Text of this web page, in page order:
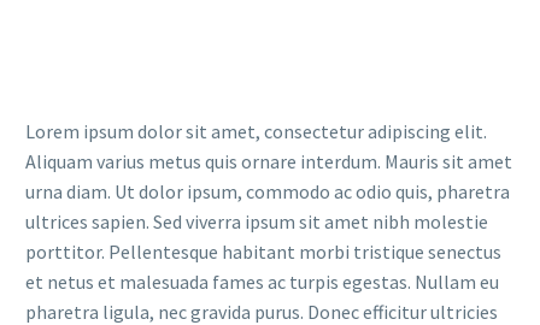
Lorem ipsum dolor sit amet, consectetur adipiscing elit.
Aliquam varius metus quis ornare interdum. Mauris sit amet
urna diam. Ut dolor ipsum, commodo ac odio quis, pharetra
ultrices sapien. Sed viverra ipsum sit amet nibh molestie
porttitor. Pellentesque habitant morbi tristique senectus
et netus et malesuada fames ac turpis egestas. Nullam eu
pharetra ligula, nec gravida purus. Donec efficitur ultricies